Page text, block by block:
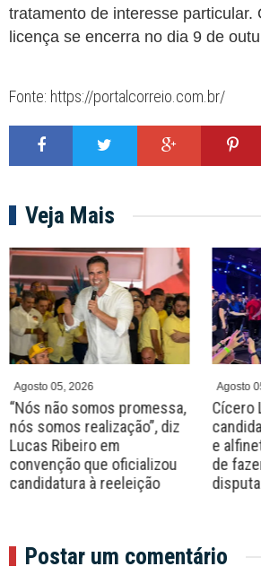
tratamento de interesse particular.
licença se encerra no dia 9 de
Fonte: https://portalcorreio.com.br/
Veja Mais
Agosto 05, 2026
“Nós não somos promessa,
nós somos realização”, diz
Lucas Ribeiro em
convenção que oficializou
candidatura à reeleição
Agosto
Cícero
e
de
Postar um comentário